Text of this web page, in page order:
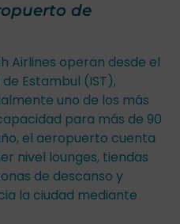
de
Airlines operan desde el
Estambul (IST),
uno de los más
para más de 90
el aeropuerto cuenta
nivel lounges, tiendas
de descanso y
la ciudad mediante